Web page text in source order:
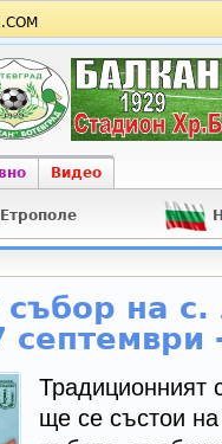
Видео
Етрополе
на
септември
Традиционният
ще се състои